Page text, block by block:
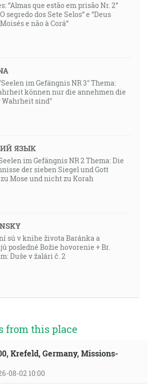
“Almas que estão em prisão Nr. 2”
segredo dos Sete Selos” e “Deus
e não à Corá”
im Gefängnis NR 3" Thema:
können nur die annehmen die
Wahrheit sind"
ЯЗЫК
im Gefängnis NR 2 Thema: Die
der sieben Siegel und Gott
Mose und nicht zu Korah
sú v knihe života Baránka a
posledné Božie hovorenie + Br.
Duše v žalári č. 2
from this place
Krefeld, Germany, Missions-
08-02 10:00